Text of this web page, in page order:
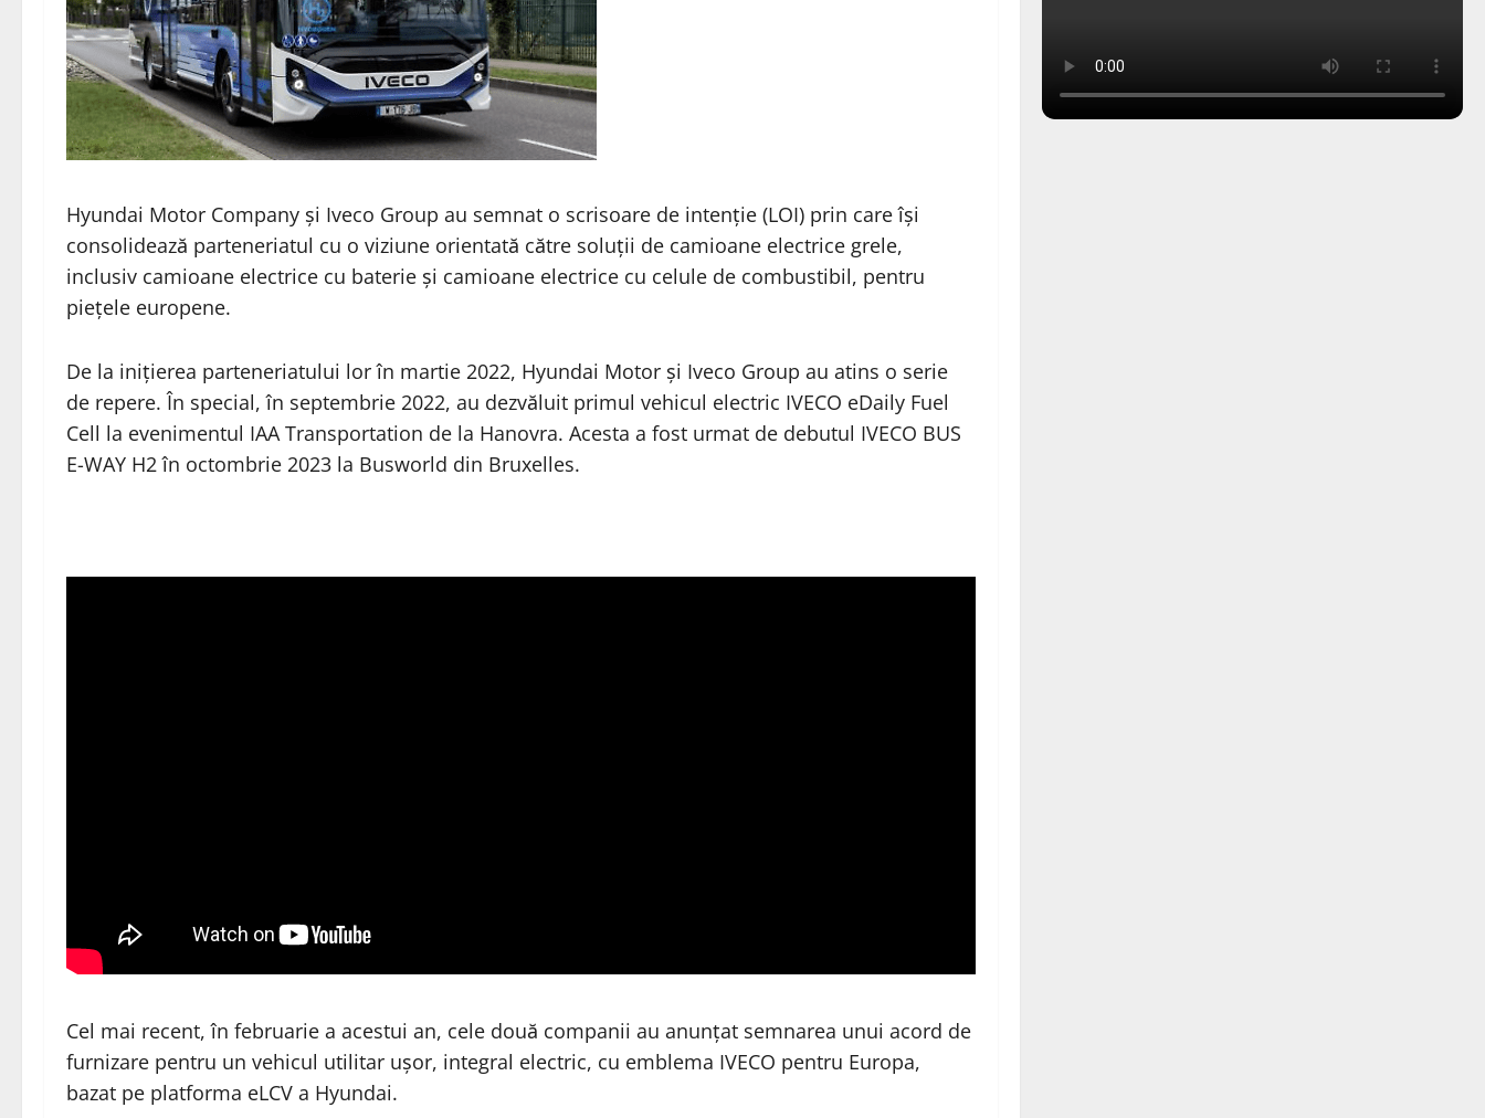
Hyundai Motor Company și Iveco Group au semnat o scrisoare de intenție (LOI) prin care își
consolidează parteneriatul cu o viziune orientată către soluții de camioane electrice grele,
inclusiv camioane electrice cu baterie și camioane electrice cu celule de combustibil, pentru
piețele europene.
De la inițierea parteneriatului lor în martie 2022, Hyundai Motor și Iveco Group au atins o serie
de repere. În special, în septembrie 2022, au dezvăluit primul vehicul electric IVECO eDaily Fuel
Cell la evenimentul IAA Transportation de la Hanovra. Acesta a fost urmat de debutul IVECO BUS
E-WAY H2 în octombrie 2023 la Busworld din Bruxelles.
Cel mai recent, în februarie a acestui an, cele două companii au anunțat semnarea unui acord de
furnizare pentru un vehicul utilitar ușor, integral electric, cu emblema IVECO pentru Europa,
bazat pe platforma eLCV a Hyundai.